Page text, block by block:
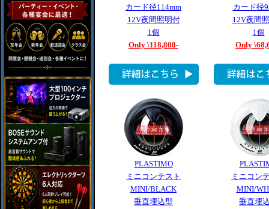
カード径114mm
12V夜間照明付
1個
Only \118,800-
カード径
12V夜間
1個
Only
PLASTIMO
ミニコンテスト
MINI/BLACK
垂直埋込型
ミニコン
MINI/
垂直埋